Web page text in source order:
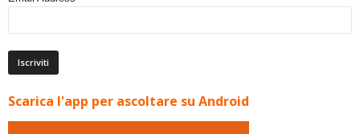
Scarica l'app per ascoltare su Android